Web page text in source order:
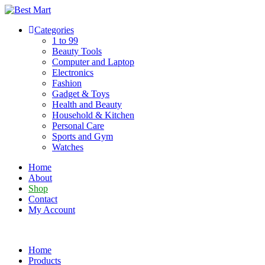
Skip
content Categories
1 to 99
Beauty Tools
Computer and Laptop
Electronics
Fashion
Gadget & Toys
Health and Beauty
Household & Kitchen
Personal Care
Sports and Gym
Watches
Home
About
Shop
Contact
My Account
Home
Products